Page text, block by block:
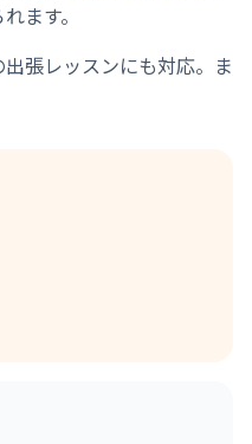
ます。
張レッスンにも対応。ま